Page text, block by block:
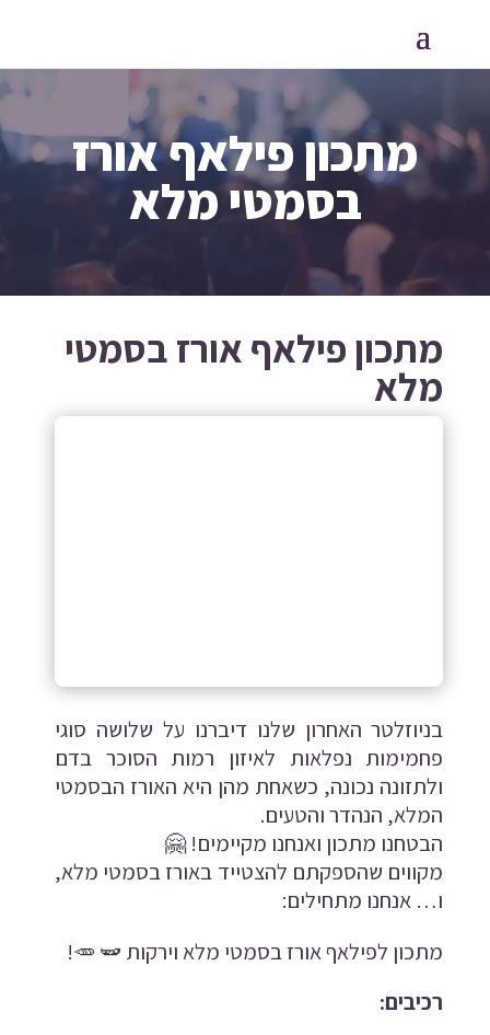
מתכון פילאף אורז
בסמטי מלא
מתכון פילאף אורז בסמטי
מלא
בניוזלטר האחרון שלנו דיברנו על שלושה סוגי
פחמימות נפלאות לאיזון רמות הסוכר בדם
ולתזונה נכונה, כשאחת מהן היא האורז הבסמטי
המלא, הנהדר והטעים.
הבטחנו מתכון ואנחנו מקיימים!🤗
מקווים שהספקתם להצטייד באורז בסמטי מלא,
ו… אנחנו מתחילים:
מתכון לפילאף אורז בסמטי מלא וירקות 🫛
🥕
!
רכיבים: